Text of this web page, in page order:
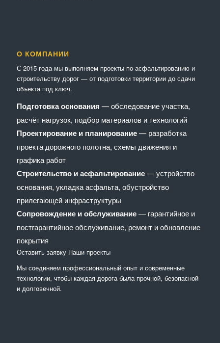
О КОМПАНИИ
С 2015 года мы выполняем проекты по асфальтированию и
строительству дорог — от подготовки территории до сдачи
объекта под ключ.
Подготовка основания — обследование участка,
расчёт нагрузок, подбор материалов и технологий
Проектирование и планирование— разработка
проекта дорожного полотна, схемы движения и
графика работ
Строительство и асфальтирование— устройство
основания, укладка асфальта, обустройство
прилегающей инфраструктуры
Сопровождение и обслуживание— гарантийное и
постгарантийное обслуживание, ремонт и обновление
покрытия
Оставить заявку Наши проекты
Мы соединяем профессиональный опыт и современные
технологии, чтобы каждая дорога была прочной, безопасной
и долговечной.